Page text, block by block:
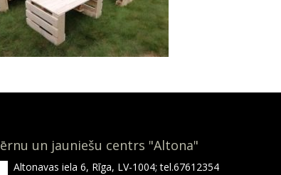
un jauniešu centrs "Altona"
Altonavas iela 6, Rīga, LV-1004; tel.67612354